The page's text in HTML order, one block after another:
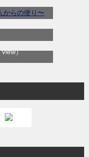
巻完結！サ
巻無料配信
で読める公式
view）